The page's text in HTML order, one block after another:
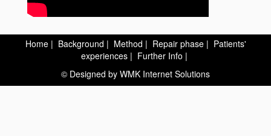
Home| Background | Method | Repair phase| Patients'
experiences | Further Info |
© Designed by WMK Internet Solutions